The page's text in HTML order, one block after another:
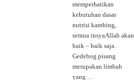
memperhatikan
kebutuhan dasar
nutrisi kambing,
semua insyaAllah akan
baik – baik saja.
Gedebog pisang
merupakan limbah
yang …